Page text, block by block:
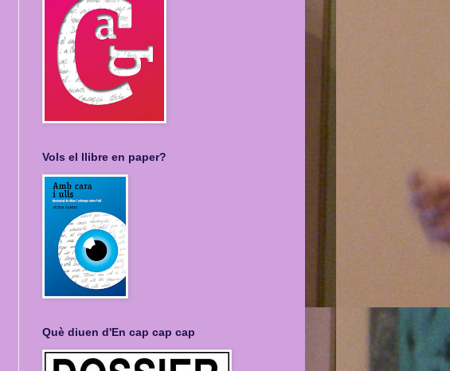
Vols el llibre en paper?
Què diuen d'En cap cap cap